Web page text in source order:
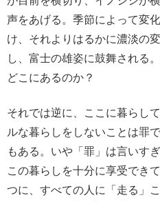
声をあげる。季節によって変
け、それよりはるかに濃淡の
し、富士の雄姿に鼓舞される
どこにあるのか？
それでは逆に、ここに暮らし
ルな暮らしをしないことは罪
もある。いや「罪」は言いす
この暮らしを十分に享受でき
つに、すべての人に「走る」